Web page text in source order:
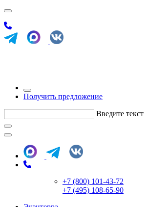
Получить предложение
Введите текст
+7 (800) 101-43-72
+7 (495) 108-65-90